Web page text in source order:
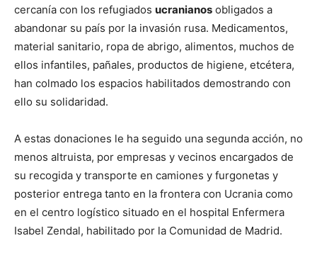
cercanía con los refugiados ucranianos obligados a
abandonar su país por la invasión rusa. Medicamentos,
material sanitario, ropa de abrigo, alimentos, muchos de
ellos infantiles, pañales, productos de higiene, etcétera,
han colmado los espacios habilitados demostrando con
ello su solidaridad.
A estas donaciones le ha seguido una segunda acción, no
menos altruista, por empresas y vecinos encargados de
su recogida y transporte en camiones y furgonetas y
posterior entrega tanto en la frontera con Ucrania como
en el centro logístico situado en el hospital Enfermera
Isabel Zendal, habilitado por la Comunidad de Madrid.